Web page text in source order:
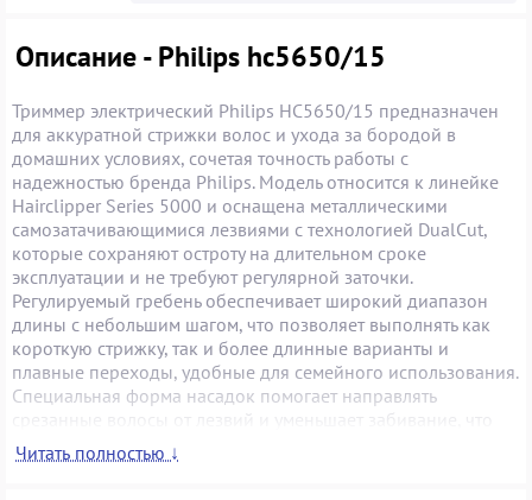
Описание - Philips hc5650/15
Триммер электрический Philips HC5650/15 предназначен
для аккуратной стрижки волос и ухода за бородой в
домашних условиях, сочетая точность работы с
надежностью бренда Philips. Модель относится к линейке
Hairclipper Series 5000 и оснащена металлическими
самозатачивающимися лезвиями с технологией DualCut,
которые сохраняют остроту на длительном сроке
эксплуатации и не требуют регулярной заточки.
Регулируемый гребень обеспечивает широкий диапазон
длины с небольшим шагом, что позволяет выполнять как
короткую стрижку, так и более длинные варианты и
плавные переходы, удобные для семейного использования.
Специальная форма насадок помогает направлять
срезанные волосы от лезвий и уменьшает забивание, что
делает процесс стрижки более быстрым и предсказуемым.
Корпус триммера эргономично лежит в руке, а режущий
Читать полностью ↓